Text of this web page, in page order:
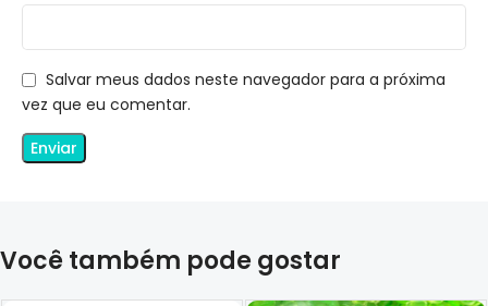
Salvar meus dados neste navegador para a próxima
vez que eu comentar.
Você também pode gostar